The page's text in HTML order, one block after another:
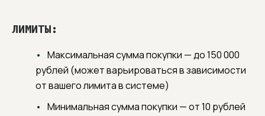
ЛИМИТЫ:
Максимальная сумма покупки — до 150 000
рублей (может варьироваться в зависимости
от вашего лимита в системе)
Минимальная сумма покупки — от 10 рублей